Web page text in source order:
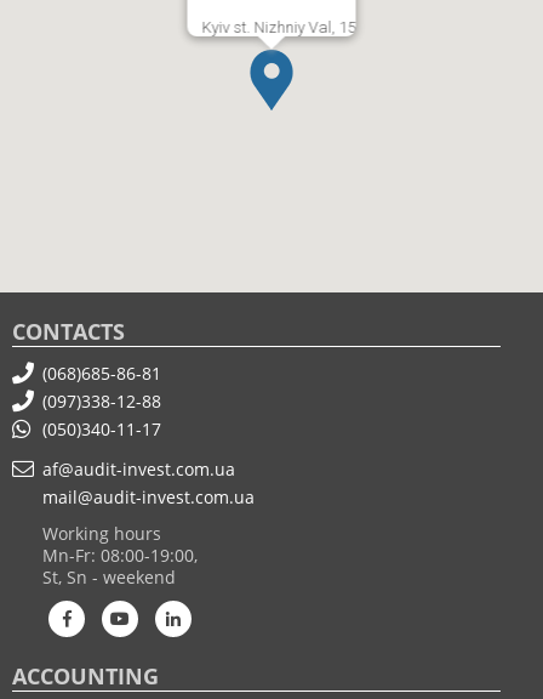
Kyiv st. Nizhniy Val, 15
CONTACTS
(068)685-86-81
(097)338-12-88
(050)340-11-17
af@audit-invest.com.ua
mail@audit-invest.com.ua
Working hours
Mn-Fr: 08:00-19:00,
St, Sn - weekend
ACCOUNTING